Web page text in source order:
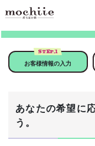
STEP.1
お客様情報の入力
あなたの希望に
う。